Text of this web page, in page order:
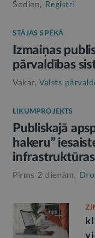
Šodien, Reģistri
STĀJAS SPĒKĀ
Izmaiņas
pārvaldības
Vakar, Valsts
LIKUMPROJEKTS
Publiskajā
hakeru”
Pirms 2 dienām,